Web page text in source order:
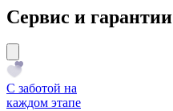
Сервис и гарантии
С заботой на
каждом этапе